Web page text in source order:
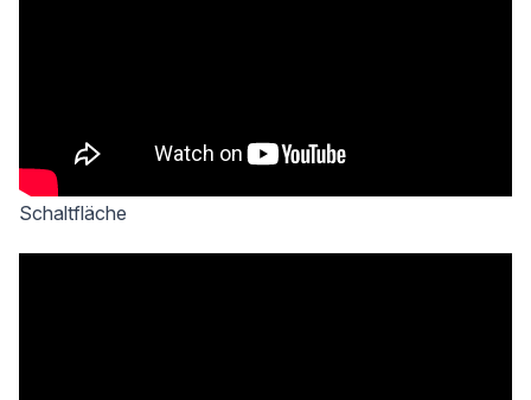
Schaltfläche